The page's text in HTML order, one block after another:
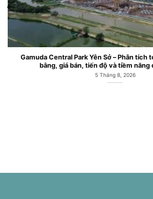
Gamuda Central Park Yên Sở – Phân tích
bằng, giá bán, tiến độ và tiềm năng
5 Tháng 8, 2026